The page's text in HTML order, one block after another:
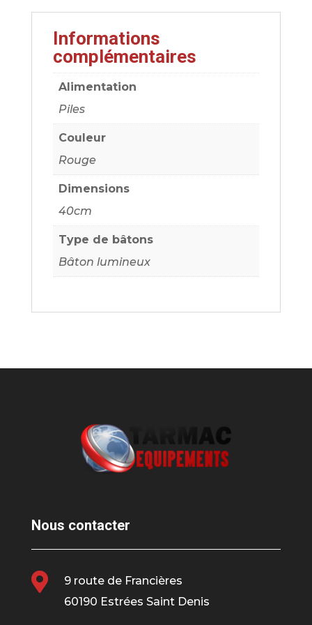
Informations
complémentaires
Alimentation
Piles
Couleur
Rouge
Dimensions
40cm
Type de bâtons
Bâton lumineux
Nous contacter

9 route de Francières
60190 Estrées Saint Denis